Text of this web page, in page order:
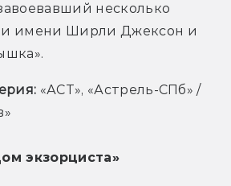
несколько
имени Ширли Джексон и
«АСТ», «Астрель-СПб» /
экзорциста»